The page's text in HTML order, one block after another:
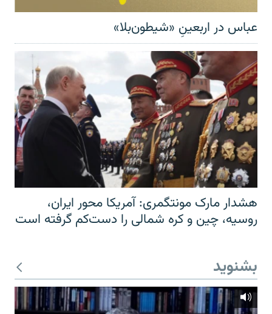
عباس در اربعینِ «شیطون‌بلا»
هشدار مارک مونتگمری: آمریکا محور ایران،
روسیه، چین و کره شمالی را دست‌کم گرفته است
بشنوید